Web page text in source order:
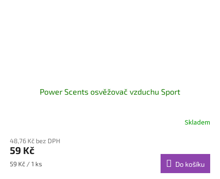
Power Scents osvěžovač vzduchu Sport
Skladem
48,76 Kč bez DPH
59 Kč
Měrná
59 Kč / 1 ks Do košíku